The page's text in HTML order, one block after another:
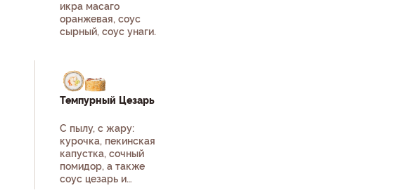
икра масаго
оранжевая, соус
сырный, соус унаги.
Темпурный Цезарь
С пылу, с жару:
курочка, пекинская
капустка, сочный
помидор, а также
соус цезарь и